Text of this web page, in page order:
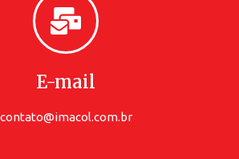
E-mail
contato@imacol.com.br